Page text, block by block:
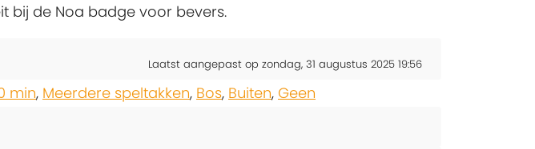
bij de Noa badge voor bevers.
Laatst aangepast op zondag, 31 augustus 2025 19:56
min, Meerdere speltakken, Bos, Buiten, Geen